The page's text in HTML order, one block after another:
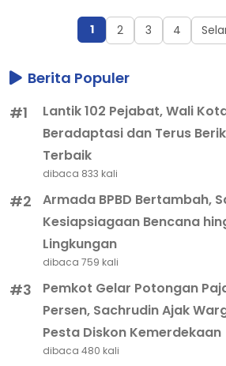
1 2 3 4
Berita Populer
#1
Lantik 102 Pejabat, Wali
Beradaptasi dan Terus
Terbaik
dibaca 833 kali
#2
Armada BPBD Bertambah,
Kesiapsiagaan Bencana
Lingkungan
dibaca 759 kali
#3
Pemkot Gelar Potongan
Persen, Sachrudin Ajak
Pesta Diskon Kemerdekaan
dibaca 480 kali